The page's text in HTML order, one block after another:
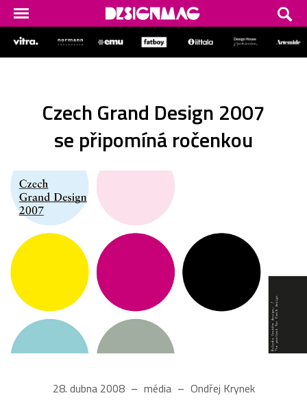
Czech Grand Design 2007
se připomíná ročenkou
28. dubna 2008 média Ondřej Krynek